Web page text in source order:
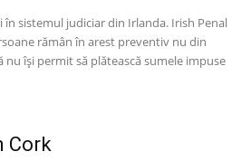
sistemul judiciar din Irlanda. Irish Penal
rămân în arest preventiv nu din
nu își permit să plătească sumele impuse
Cork